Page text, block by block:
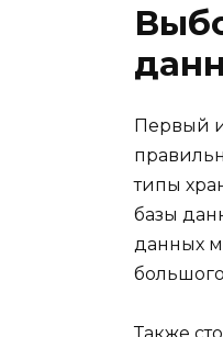
Первый
типы
базы
данных